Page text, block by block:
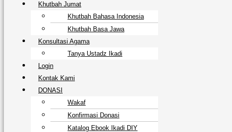
Khutbah Jumat
Khutbah Bahasa Indonesia
Khutbah Basa Jawa
Konsultasi Agama
Tanya Ustadz Ikadi
Login
Kontak Kami
DONASI
Wakaf
Konfirmasi Donasi
Katalog Ebook Ikadi DIY